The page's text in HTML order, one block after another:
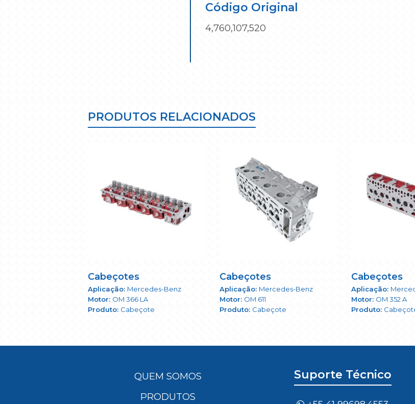
Código Original
4,760,107,520
PRODUTOS RELACIONADOS
Cabeçotes
Mercedes-Benz
OM 366 LA
Cabeçote
Cabeçotes
Mercedes-Benz
OM 611
Cabeçote
Cabeçotes
OM 352 A
QUEM SOMOS
PRODUTOS
Suporte Técnico